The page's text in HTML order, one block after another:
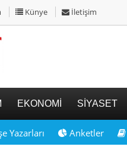
Künye İletişim
EKONOMİ SİYASET
Yazarları Anketler